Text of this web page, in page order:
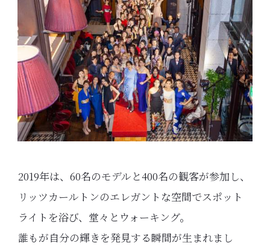
2019年は、60名のモデルと400名の観客が参加し、
リッツカールトンのエレガントな空間でスポット
ライトを浴び、堂々とウォーキング。
誰もが自分の輝きを発見する瞬間が生まれまし